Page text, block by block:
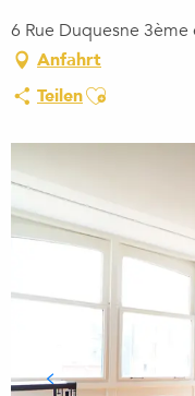
6 Rue Duquesne
Anfahrt
TeilenAjouter aux